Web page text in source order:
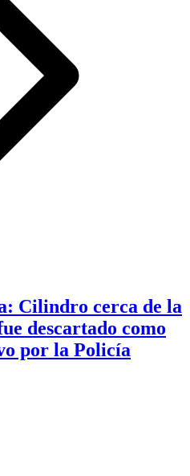
Cilindro cerca de la
descartado como
por la Policía